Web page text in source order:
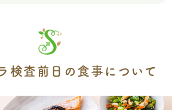
検査前日の食事について